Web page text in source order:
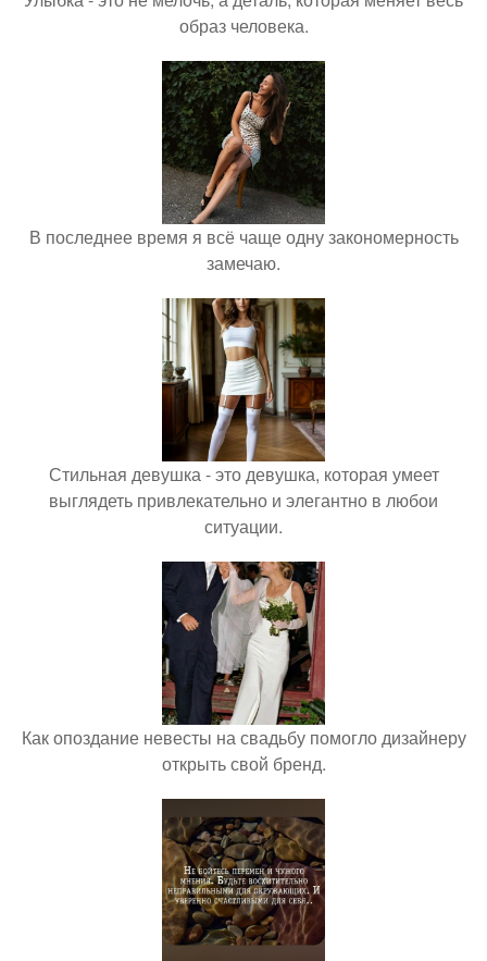
образ человека.
В последнее время я всё чаще одну закономерность
замечаю.
Стильная девушка - это девушка, которая умеет
выглядеть привлекательно и элегантно в любои
ситуации.
Как опоздание невесты на свадьбу помогло дизайнеру
открыть свой бренд.